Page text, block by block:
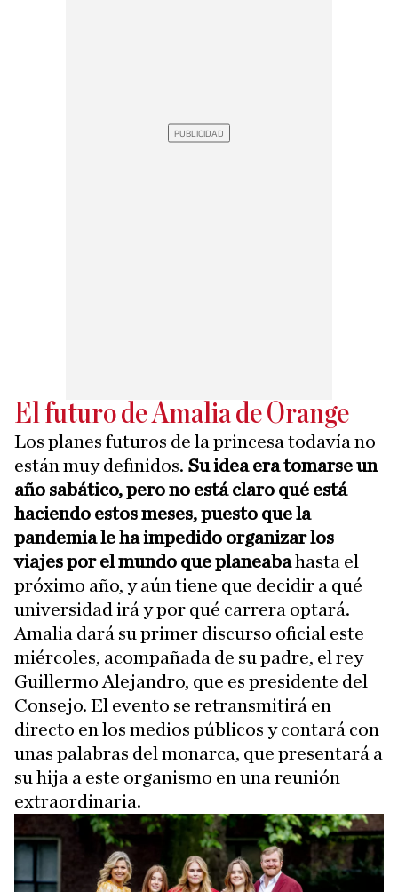
El futuro de Amalia de Orange
Los planes futuros de la princesa todavía no
están muy definidos. Su idea era tomarse un
año sabático, pero no está claro qué está
haciendo estos meses, puesto que la
pandemia le ha impedido organizar los
viajes por el mundo que planeabahasta el
próximo año, y aún tiene que decidir a qué
universidad irá y por qué carrera optará.
Amalia dará su primer discurso oficial este
miércoles, acompañada de su padre, el rey
Guillermo Alejandro, que es presidente del
Consejo. El evento se retransmitirá en
directo en los medios públicos y contará con
unas palabras del monarca, que presentará a
su hija a este organismo en una reunión
extraordinaria.